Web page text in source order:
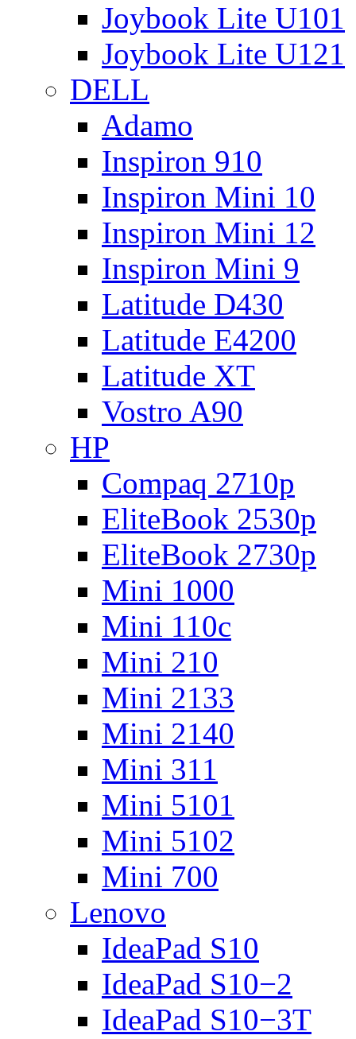
Joybook Lite U101
Joybook Lite U121
DELL
Adamo
Inspiron 910
Inspiron Mini 10
Inspiron Mini 12
Inspiron Mini 9
Latitude D430
Latitude E4200
Latitude XT
Vostro A90
HP
Compaq 2710p
EliteBook 2530p
EliteBook 2730p
Mini 1000
Mini 110c
Mini 210
Mini 2133
Mini 2140
Mini 311
Mini 5101
Mini 5102
Mini 700
Lenovo
IdeaPad S10
IdeaPad S10−2
IdeaPad S10−3T